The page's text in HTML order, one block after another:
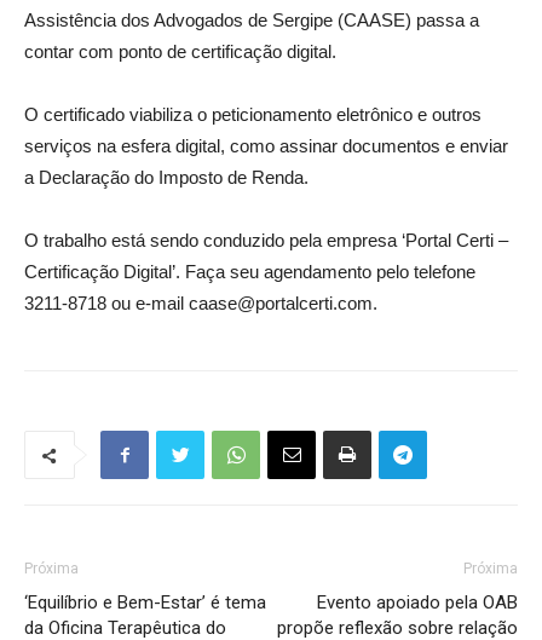
Assistência dos Advogados de Sergipe (CAASE) passa a
contar com ponto de certificação digital.
O certificado viabiliza o peticionamento eletrônico e outros
serviços na esfera digital, como assinar documentos e enviar
a Declaração do Imposto de Renda.
O trabalho está sendo conduzido pela empresa ‘Portal Certi –
Certificação Digital’. Faça seu agendamento pelo telefone
3211-8718 ou e-mail caase@portalcerti.com.
Próxima
‘Equilíbrio e Bem-Estar’ é tema
da Oficina Terapêutica do
Próxima
Evento apoiado pela OAB
propõe reflexão sobre relação